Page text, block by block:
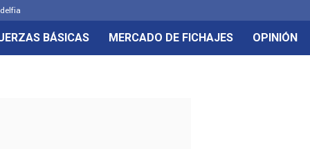
BÁSICAS MERCADO DE FICHAJES OPINIÓN